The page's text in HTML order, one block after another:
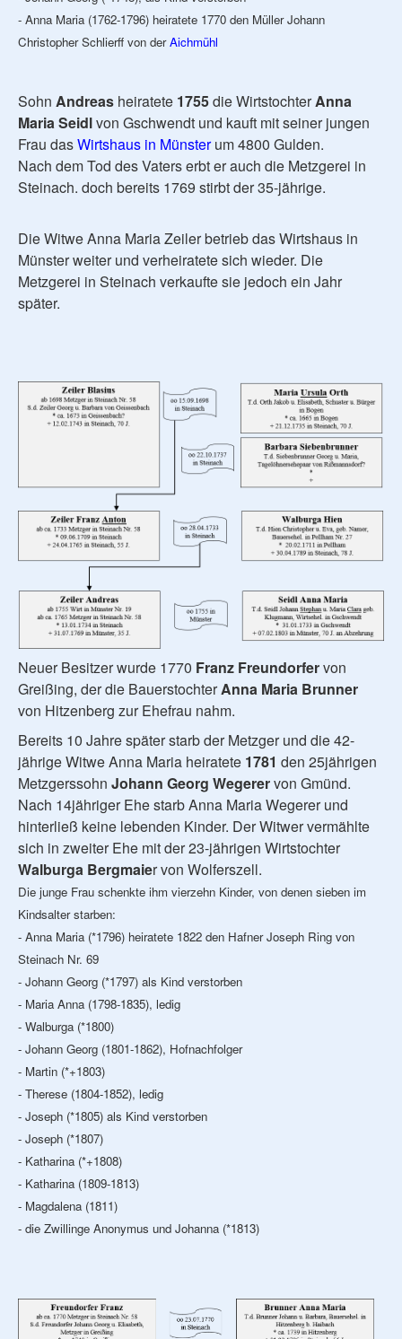
- Anna Maria (1762-1796) heiratete 1770 den Müller Johann
Christopher Schlierff von derAichmühl
Sohn Andreas heiratete 1755die WirtstochterAnna
Maria Seidlvon Gschwendt und kauft mit seiner jungen
Frau dasWirtshaus in Münsterum 4800 Gulden.
Nach dem Tod des Vaters erbt er auch die Metzgerei in
Steinach. doch bereits 1769 stirbt der 35-jährige.
Die Witwe Anna Maria Zeiler betrieb das Wirtshaus in
Münster weiter und verheiratete sich wieder. Die
Metzgerei in Steinach verkaufte sie jedoch ein Jahr
später.
Neuer Besitzer wurde 1770 Franz Freundorfervon
Greißing, der die BauerstochterAnna Maria Brunner
von Hitzenberg zur Ehefrau nahm.
Bereits 10 Jahre später starb der Metzger und die 42-
jährige Witwe Anna Maria heiratete 1781 den 25jährigen
Metzgerssohn Johann Georg Wegerervon Gmünd.
Nach 14jähriger Ehe starb Anna Maria Wegerer und
hinterließ keine lebenden Kinder. Der Witwer vermählte
sich in zweiter Ehe mit der 23-jährigen Wirtstochter
Walburga Bergmaier von Wolferszell.
Die junge Frau schenkte ihm vierzehn Kinder, von denen sieben im
Kindsalter starben:
- Anna Maria (*1796) heiratete 1822 den Hafner Joseph Ring von
Steinach Nr. 69
- Johann Georg (*1797) als Kind verstorben
- Maria Anna (1798-1835), ledig
- Walburga (*1800)
- Johann Georg (1801-1862), Hofnachfolger
- Martin (*+1803)
- Therese (1804-1852), ledig
- Joseph (*1805) als Kind verstorben
- Joseph (*1807)
- Katharina (*+1808)
- Katharina (1809-1813)
- Magdalena (1811)
- die Zwillinge Anonymus und Johanna (*1813)